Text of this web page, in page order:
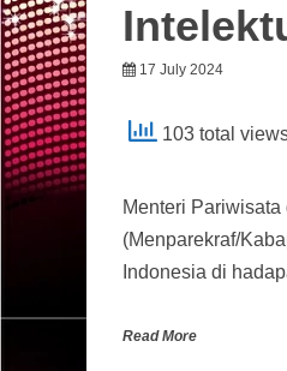
17 July 2024
103 total
Menteri
(Menparekraf/
Indonesia di
Read More